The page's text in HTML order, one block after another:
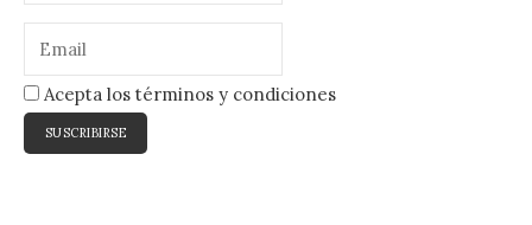
Acepta los términos y condiciones